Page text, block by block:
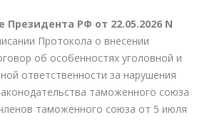
Президента РФ от 22.05.2026 N
Протокола о внесении
об особенностях уголовной и
ответственности за нарушения
таможенного союза
таможенного союза от 5 июля